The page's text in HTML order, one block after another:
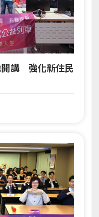
開講 強化新住民